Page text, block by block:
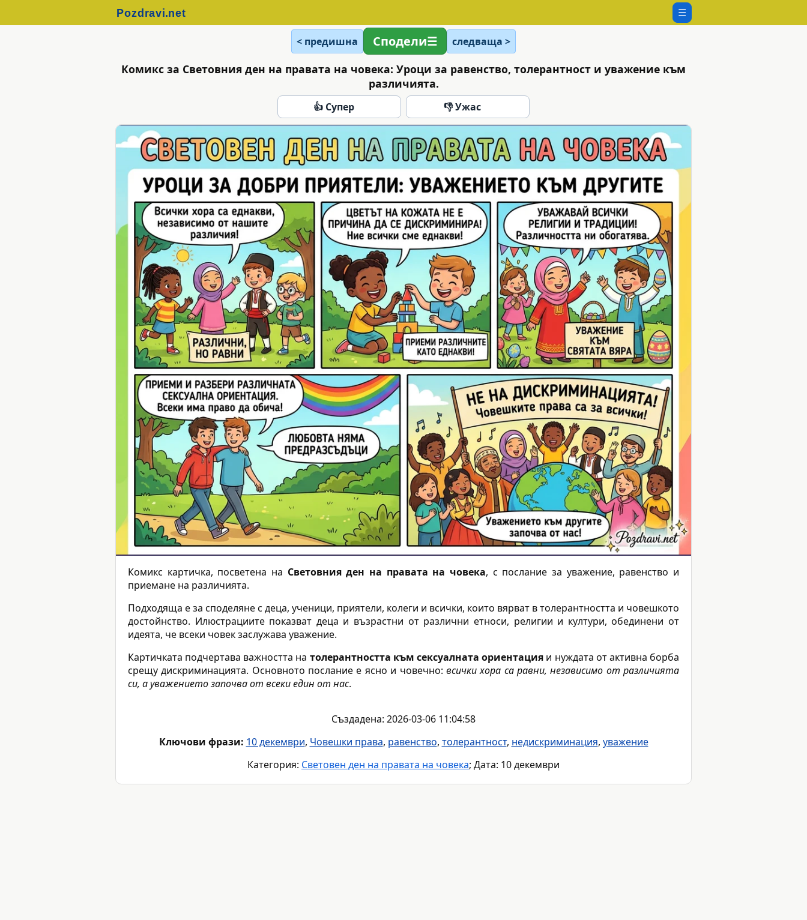
☰
< предишна Сподели следваща >
Комикс за Световния ден на правата на човека: Уроци за равенство, толерантност и уважение към
различията.
👍 Супер 👎 Ужас
Комикс картичка, посветена на Световния ден на правата на човека, с послание за уважение, равенство и
приемане на различията.
Подходяща е за споделяне с деца, ученици, приятели, колеги и всички, които вярват в толерантността и човешкото
достойнство. Илюстрациите показват деца и възрастни от различни етноси, религии и култури, обединени от
идеята, че всеки човек заслужава уважение.
Картичката подчертава важността на толерантността към сексуалната ориентация и нуждата от активна борба
срещу дискриминацията. Основното послание е ясно и човечно: всички хора са равни, независимо от различията
си, а уважението започва от всеки един от нас.
Създадена: 2026-03-06 11:04:58
Ключови фрази: 10 декември, Човешки права, равенство, толерантност, недискриминация, уважение
Категория: Световен ден на правата на човека; Дата: 10 декември